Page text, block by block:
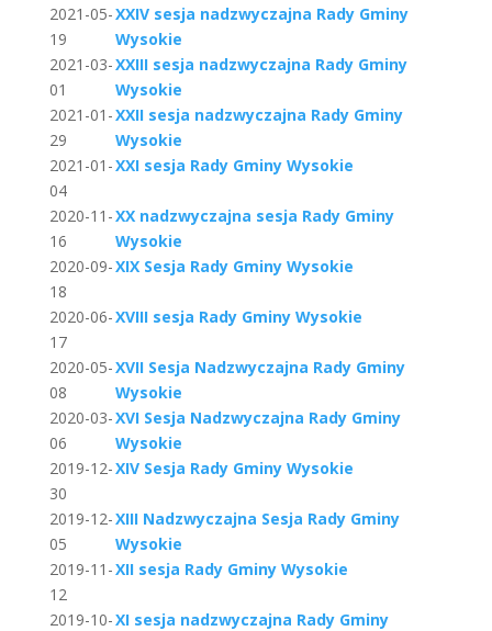
2021-05-
19
XXIV sesja nadzwyczajna Rady Gminy
Wysokie
2021-03-
01
XXIII sesja nadzwyczajna Rady Gminy
Wysokie
2021-01-
29
XXII sesja nadzwyczajna Rady Gminy
Wysokie
2021-01-
04
XXI sesja Rady Gminy Wysokie
2020-11-
16
XX nadzwyczajna sesja Rady Gminy
Wysokie
2020-09-
18
XIX Sesja Rady Gminy Wysokie
2020-06-
17
XVIII sesja Rady Gminy Wysokie
2020-05-
08
XVII Sesja Nadzwyczajna Rady Gminy
Wysokie
2020-03-
06
XVI Sesja Nadzwyczajna Rady Gminy
Wysokie
2019-12-
30
XIV Sesja Rady Gminy Wysokie
2019-12-
05
XIII Nadzwyczajna Sesja Rady Gminy
Wysokie
2019-11-
12
XII sesja Rady Gminy Wysokie
2019-10-XI sesja nadzwyczajna Rady Gminy